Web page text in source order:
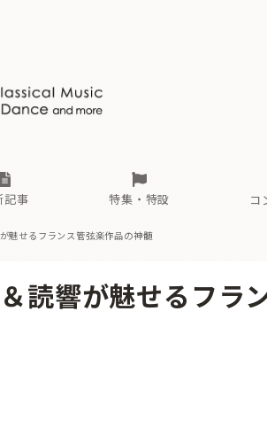
記事
古楽とその先と オーケストラの楽屋から
特集・特設
現場のプロが推す！間違いないオーケスト
コ
無料ライブ配信スケジュール 有料ライ
あ か さ た な は
古楽とその先と
無料ライブ配信スケジュール
あ か さ
魅せるフランス管弦楽作品の神髄
読響が魅せるフラ